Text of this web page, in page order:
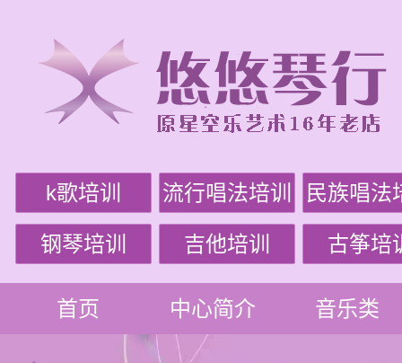
k歌培训 流行唱法培训 民族唱法
钢琴培训 吉他培训 古筝培
首页 中心简介 音乐类